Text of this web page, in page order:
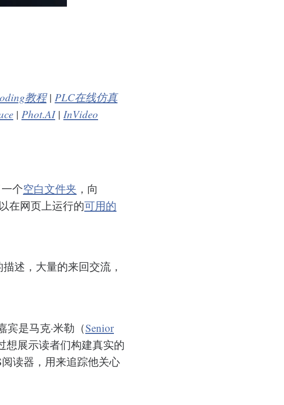
教程| PLC在线仿真
| Phot.AI| InVideo
个空白文件夹 ，向
在网页上运行的可用的
述，大量的来回交流，
宾是马克·米勒（Senior
想展示读者们构建真实的
读器，用来追踪他关心